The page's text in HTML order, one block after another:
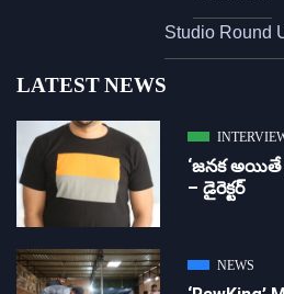
Studio Round
LATEST NEWS
‘జ‌న‌క అయితే
– డైరెక్ట‌ర్
NEWS